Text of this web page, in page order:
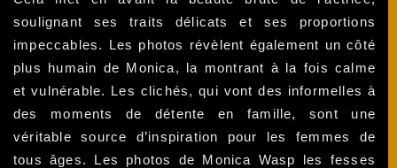
soulignant ses traits délicats et ses proportions
impeccables. Les photos révèlent également un côté
plus humain de Monica, la montrant à la fois calme
et vulnérable. Les clichés, qui vont des informelles à
des moments de détente en famille, sont une
véritable source d’inspiration pour les femmes de
tous âges. Les photos de Monica Wasp les fesses